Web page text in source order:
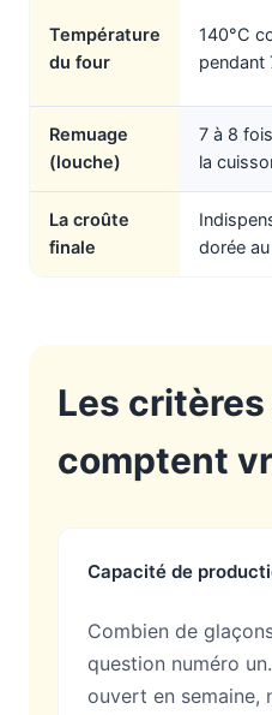
Température
du four
140°C
pendant
Remuage
(louche)
7 à 8
la
La croûte
finale
dorée
Les
comptent
Capacité de
Combien de
question numéro
ouvert en semaine,